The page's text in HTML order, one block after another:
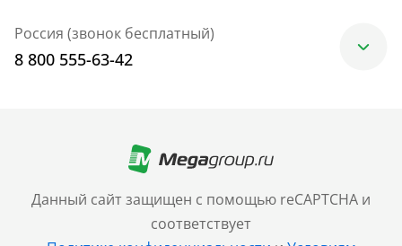
Данный сайт защищен с помощью reCAPTCHA и
соответствует
Россия (звонок бесплатный)
8 800 555-63-42
+7 (499) 705-30-10
Санкт-Петербург
+7 (812) 600-77-33